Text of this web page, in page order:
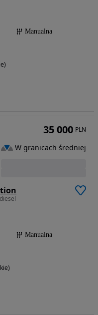
Manualna
Manualna
35 000 PLN
W granicach średniej